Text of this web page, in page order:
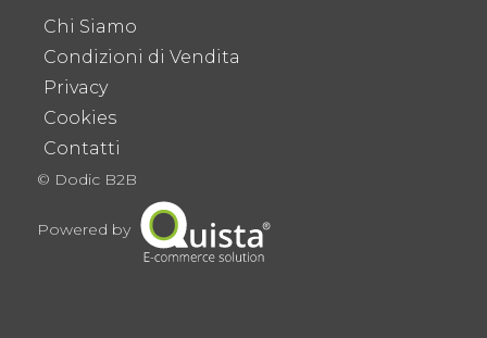
Chi Siamo
Condizioni di Vendita
Privacy
Cookies
Contatti
© Dodic B2B
Powered by